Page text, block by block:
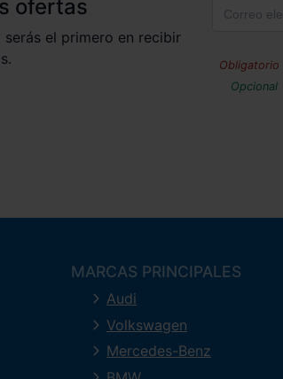
ofertas
el primero en recibir
MARCAS PRINCIPALES
Audi
Volkswagen
Mercedes-Benz